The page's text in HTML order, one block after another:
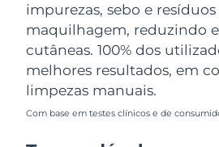
impurezas, sebo e
maquilhagem, reduzindo
cutâneas. 100% dos
melhores resultados, em
limpezas manuais.
Com base em testes clínicos e de
Reunião
Romênia
Rússia
Arábia Saudita